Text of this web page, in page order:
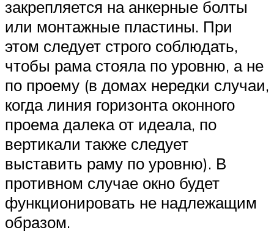
закрепляется на анкерные болты
или монтажные пластины. При
этом следует строго соблюдать,
чтобы рама стояла по уровню, а не
по проему (в домах нередки случаи,
когда линия горизонта оконного
проема далека от идеала, по
вертикали также следует
выставить раму по уровню). В
противном случае окно будет
функционировать не надлежащим
образом.